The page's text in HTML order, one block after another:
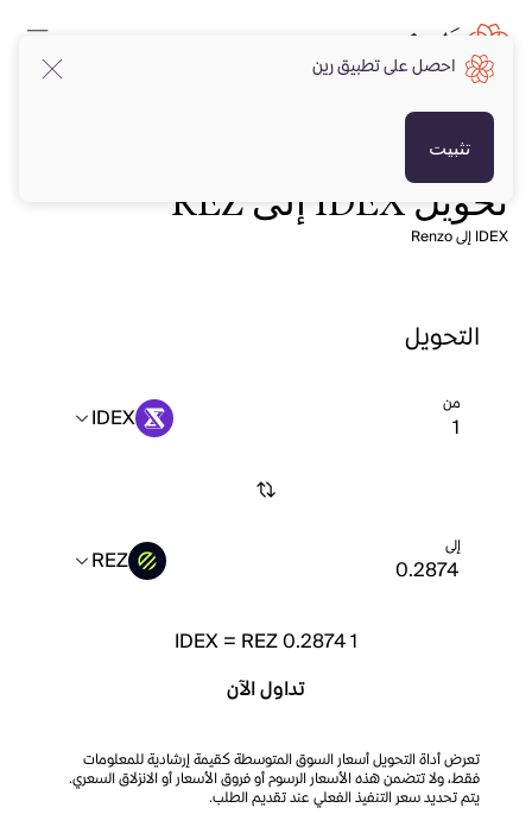
تحويل IDEX إلى REZ
IDEX إلى Renzo
التحويل
من IDEX
إلى REZ
1
IDEX= REZ 0.2874
تداول الآن
تعرض أداة التحويل أسعار السوق المتوسطة كقيمة إرشادية للمعلومات
فقط، ولا تتضمن هذه الأسعار الرسوم أو فروق الأسعار أو الانزلاق السعري.
يتم تحديد سعر التنفيذ الفعلي عند تقديم الطلب.
احصل على تطبيق رين
تثبيت